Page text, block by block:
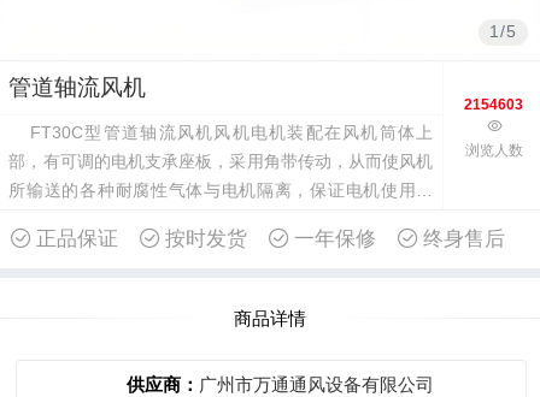
1 /5
管道轴流风机
FT30C型管道轴流风机风机电机装配在风机筒体上
部，有可调的电机支承座板，采用角带传动，从而使风机
所输送的各种耐腐性气体与电机隔离，保证电机使用寿
2154603
浏览人数
正品保证 按时发货 一年保修 终身售后
商品详情
供应商： 广州市万通通风设备有限公司